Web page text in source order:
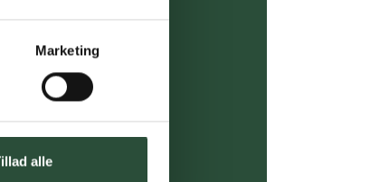
Marketing
alle
min. i Kbh)
DAO